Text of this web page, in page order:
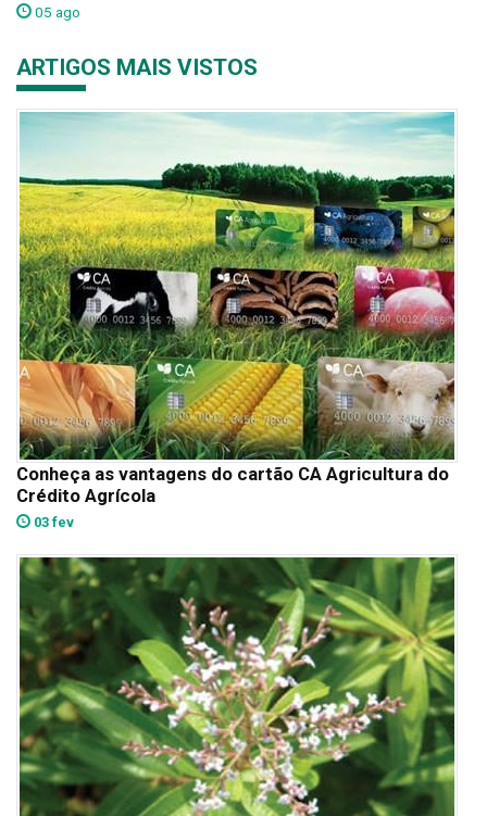
05 ago
ARTIGOS MAIS VISTOS
Conheça as vantagens do cartão CA Agricultura do
Crédito Agrícola
03 fev